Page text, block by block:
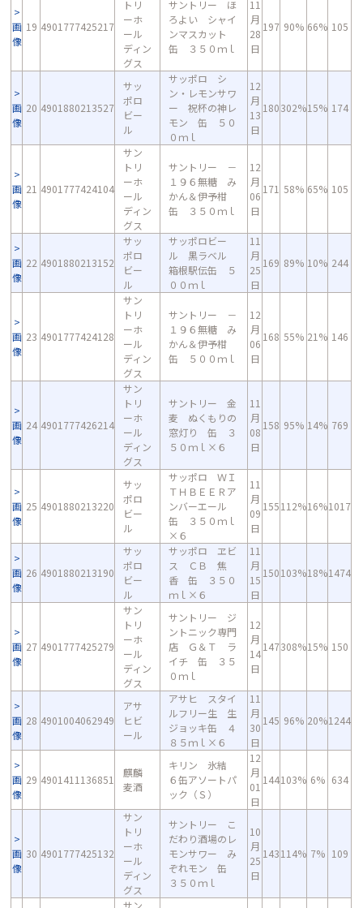
画
像
19 4901777425217
トリ
ーホ
ール
ディン
グス
サントリー ほ
ろよい シャイ
ンマスカット
缶 ３５０ｍｌ
11
月
28
日
197 90% 66% 105
画
像
20 4901880213527
サッ
ポロ
ビー
ル
サッポロ シ
ン・レモンサワ
ー 祝杯の神レ
モン 缶 ５０
０ｍｌ
12
月
13
日
180302%15% 174
画
像
21 4901777424104
サン
トリ
ーホ
ール
ディン
グス
サントリー －
１９６無糖 み
かん＆伊予柑
缶 ３５０ｍｌ
12
月
06
日
171 58% 65% 105
画
像
22 4901880213152
サッ
ポロ
ビー
ル
サッポロビー
ル 黒ラベル
箱根駅伝缶 ５
００ｍｌ
11
月
25
日
169 89% 10% 244
画
像
23 4901777424128
サン
トリ
ーホ
ール
ディン
グス
サントリー －
１９６無糖 み
かん＆伊予柑
缶 ５００ｍｌ
12
月
06
日
168 55% 21% 146
画
像
24 4901777426214
サン
トリ
ーホ
ール
ディン
グス
サントリー 金
麦 ぬくもりの
窓灯り 缶 ３
５０ｍｌ×６
11
月
08
日
158 95% 14% 769
画
像
25 4901880213220
サッ
ポロ
ビー
ル
サッポロ ＷＩ
ＴＨＢＥＥＲア
ンバーエール
缶 ３５０ｍｌ
×６
11
月
09
日
155112%16%1017
画
像
26 4901880213190
サッ
ポロ
ビー
ル
サッポロ ヱビ
ス ＣＢ 焦
香 缶 ３５０
ｍｌ×６
11
月
15
日
150103%18%1474
画
像
27 4901777425279
サン
トリ
ーホ
ール
ディン
グス
サントリー ジ
ントニック専門
店 Ｇ＆Ｔ ラ
イチ 缶 ３５
０ｍｌ
12
月
14
日
147308%15% 150
画
像
28 4901004062949
アサ
ヒビ
ール
アサヒ スタイ
ルフリー生 生
ジョッキ缶 ４
８５ｍｌ×６
11
月
30
日
145 96% 20%1244
画
像
29 4901411136851
麒麟
麦酒
キリン 氷結
６缶アソートパ
ック（Ｓ）
12
月
01
日
144103% 6% 634
画
像
30 4901777425132
サン
トリ
ーホ
ール
ディン
グス
サントリー こ
だわり酒場のレ
モンサワー み
ぞれモン 缶
３５０ｍｌ
10
月
25
日
143114% 7% 109
サン